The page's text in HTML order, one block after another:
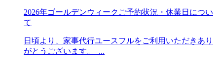
2026年ゴールデンウィークご予約状況・休業日につい
て
日頃より、家事代行ユースフルをご利用いただきあり
がとうございます。 ...